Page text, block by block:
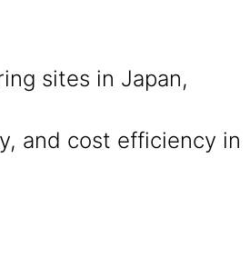
sites in Japan,
and cost efficiency in